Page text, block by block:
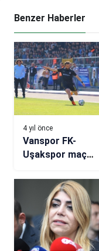
Benzer Haberler
4 yıl önce
Vanspor FK-
Uşakspor maç